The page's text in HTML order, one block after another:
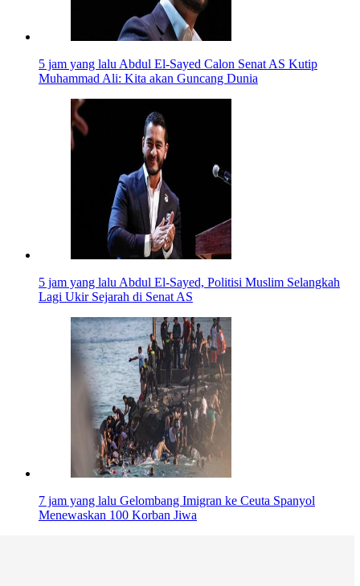
5 jam yang laluAbdul El-Sayed Calon Senat AS Kutip
Muhammad Ali: Kita akan Guncang Dunia
5 jam yang laluAbdul El-Sayed, Politisi Muslim Selangkah
Lagi Ukir Sejarah di Senat AS
7 jam yang lalu Gelombang Imigran ke Ceuta Spanyol
Menewaskan 100 Korban Jiwa